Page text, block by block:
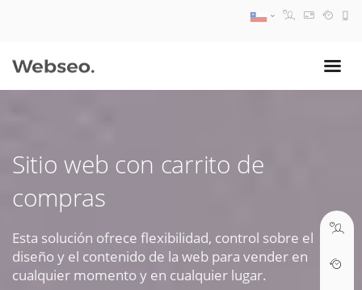
Sitio web con carrito de
compras
Esta solución ofrece flexibilidad, control sobre el
diseño y el contenido de la web para vender en
cualquier momento y en cualquier lugar.
09:30 AM A 18:30 PM
ABRIR TICKET